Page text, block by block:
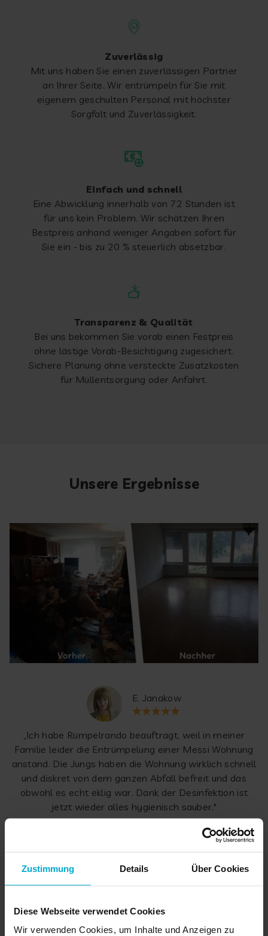
Zustimmung Details Über Cookies
Diese Webseite verwendet Cookies
Wir verwenden Cookies, um Inhalte und Anzeigen zu
Zuverlässig
Mit uns haben Sie einen zuverlässigen Partner
an Ihrer Seite. Wir entrümpeln für Sie mit
eigenem geschulten Personal mit höchster
Sorgfalt und Zuverlässigkeit.
Einfach und schnell
Eine Abwicklung innerhalb von 72 Stunden ist
für uns kein Problem. Wir schätzen Ihren
Bestpreis anhand weniger Angaben sofort für
Sie ein - bis zu 20 % steuerlich absetzbar.
Transparenz & Qualität
Bei uns bekommen Sie vorab einen Festpreis
ohne lästige Vorab-Besichtigung zugesichert.
Sichere Planung ohne versteckte Zusatzkosten
für Müllentsorgung oder Anfahrt.
Unsere Ergebnisse
E. Janakow
„Ich habe Rümpelrando beauftragt, weil in meiner
Familie leider die Entrümpelung einer Messi Wohnung
anstand. Die Jungs haben die Wohnung wirklich schnell
und diskret von dem ganzen Abfall befreit und das
obwohl es echt eklig war. Dank der Desinfektion ist
jetzt wieder alles hygienisch sauber."
ALLE ANZEIGEN